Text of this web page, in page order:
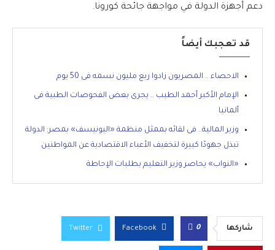
دعم أجهزة الدولة في مواجهة جائحة كورونا.
قد تعجبك أيضاً
الاحصاء .. المصريون زادوا ربع مليون نسمه فى 50 يوم
الإمام الأكبر أحمد الطيب .. يجرى بعض الفحوصات الطبية فى
ألمانيا
وزير المالية.. فى لقائه بممثل منظمة «اليونيسف» بمصر: الدولة
تبذل جهودًا كبيرة لتخفيف الأعباء الاقتصادية عن المواطنين
«النواب» يحاصر وزير التعليم بطلبات الإحاطة
شاركها 0
Facebook
Twitter